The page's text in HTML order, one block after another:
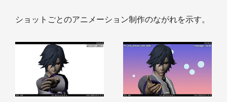
ショットごとのアニメーション制作のながれを示す。